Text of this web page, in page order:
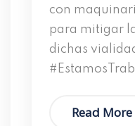
con
para mitigar
dichas
Read More